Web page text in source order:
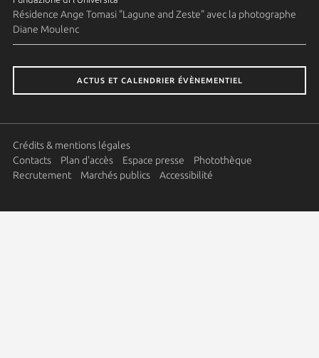
Résidence Ange Tomasi "Lagune and Zeste" avec la photographe
Diane Moulenc
ACTUS ET CALENDRIER ÉVÈNEMENTIEL
Crédits & mentions légales
Contacts
Plan d'accès Espace presse
Photothèque
Recrutement
Marchés publics Accessibilité